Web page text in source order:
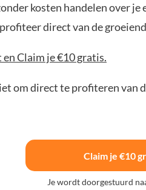
kosten handelen over
direct van de
Claim je €10 gratis.
om direct te profiteren van
Claim je €10
Je wordt doorgestuurd